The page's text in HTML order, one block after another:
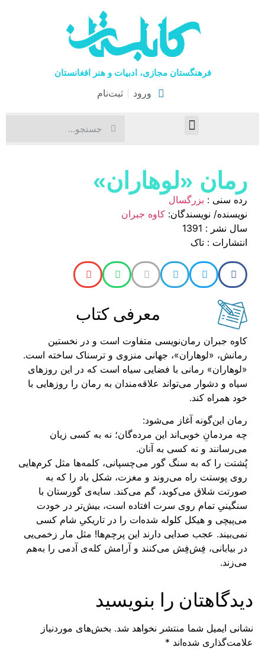
فرهنگستان مجازی، ادبیات و هنر افغانستان
ورود ثبت‌نام
رمان «لوهاران»
رده سنی : بزرگسال
نویسنده/ نویسندگان: کاوه جبران
سال نشر : 1391
انتشارات : تاک
معرفی کتاب
کاوه‌ جبران رمان‌نویسی متفاوت است و در نخستین
رمانش، «لوهاران»، جهانی منزوی و ترسناک‌ ساخته است.
«لوهاران» رمانی با فضایی سیاه است که در این روزهای
سیاه و دشوار می‌تواند علاقه‌مندان به رمان را روزهایی ‌با
خود همراه کند.
رمان این‌گونه آغاز می‌شود:
چه مردمانِ خوبی‌اند این مرده‌گان؛ نه به کسی زیان
می‌رسانند و نه کسی به آنان.
پُشتت را که به سنگ گور می‌چسپانی، کلمه‌ها مثل کرم‌هایی
روی پوستت راه می‌روند و مغزت، شکل باد را که به
صورتت شلاق می‌کوبد، گم می‌کند. سایه‌ی گورستان با
سنگینیِ تمام روی سرت افتاده است، بیش‌تر در خودت
می‌پیچی و هیکل کلوله شده‌ات را در تاریکیِ شام کسی
نمی‌بیند. عجب صدایی دارند این پرچم‌ها! مثل مار زخمی‌یی
در بیابانی، فِش‌فِش می‌کنند و آرامش کله‌ی آدمی را به‌هم
می‌زند.
دیدگاهتان را بنویسید
نشانی ایمیل شما منتشر نخواهد شد. بخش‌های موردنیاز
علامت‌گذاری شده‌اند *